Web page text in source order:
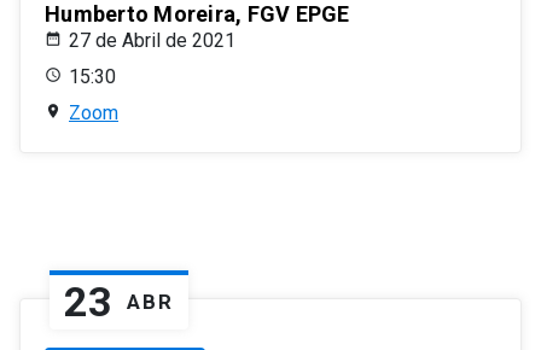
Humberto Moreira, FGV EPGE
27 de Abril de 2021
15:30
Zoom
23 ABR